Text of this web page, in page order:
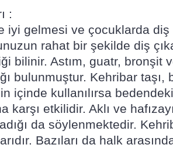
:
gelmesi ve çocuklarda diş
rahat bir şekilde diş
bilinir. Astım, guatr,
bulunmuştur. Kehribar
içinde kullanılırsa
karşı etkilidir. Aklı ve
da söylenmektedir.
Bazıları da halk